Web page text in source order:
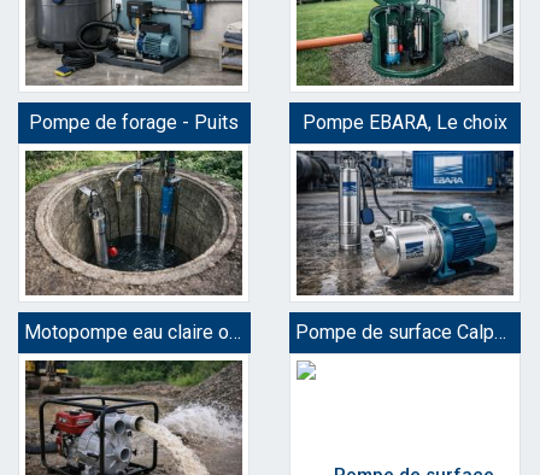
Pompe de forage - Puits Pompe EBARA, Le choix
Motopompe eau claire ou chargée Pompe de surface Calpeda